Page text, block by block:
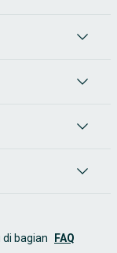
bagian FAQ